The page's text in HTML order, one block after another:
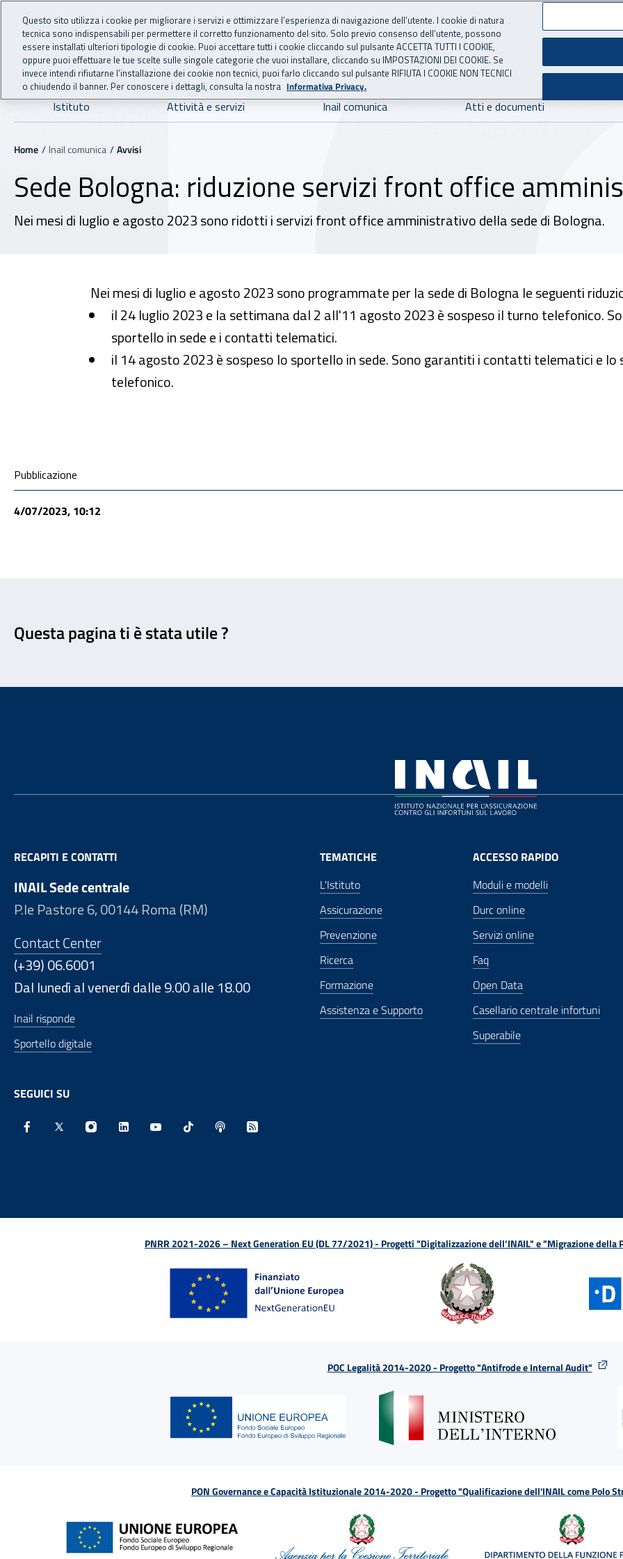
Vai al menu principale
Vai al contenuto principale
INAIL - Istituto Nazionale per l'Assicurazione
Navigazione principale
Istituto Attività e servizi Inail comunica Atti e documenti
Navigazione - Ti trovi in:
Home Inail comunica Avvisi
Sede Bologna: riduzione servizi front office
Nei mesi di luglio e agosto 2023 sono ridotti i servizi front office amministrativo della sede di Bologna.
Nei mesi di luglio e agosto 2023 sono programmate per la sede di Bologna le seguenti
il 24 luglio 2023 e la settimana dal 2 all'11 agosto 2023 è sospeso il turno telefonico.
sportello in sede e i contatti telematici.
il 14 agosto 2023 è sospeso lo sportello in sede. Sono garantiti i contatti telematici e lo
telefonico.
Condivisione social
Pubblicazione
4/07/2023, 10:12
Questa pagina ti è stata utile ?
RECAPITI E CONTATTI
INAIL Sede centrale
P.le Pastore 6, 00144 Roma (RM)
Contact Center
(+39) 06.6001
Dal lunedì al venerdì dalle 9.00 alle 18.00
Inail risponde
Sportello digitale
SEGUICI SU
TEMATICHE
L'Istituto
Assicurazione
Prevenzione
Ricerca
Formazione
Assistenza e Supporto
ACCESSO RAPIDO
Moduli e modelli
Durc online
Servizi online
Faq
Open Data
Casellario centrale infortuni
Superabile
PNRR 2021-2026 – Next Generation EU (DL 77/2021) - Progetti "Digitalizzazione dell’INAIL" e "Migrazione della
POC Legalità 2014-2020 - Progetto "Antifrode e Internal Audit"
PON Governance e Capacità Istituzionale 2014-2020 - Progetto "Qualificazione dell'INAIL come Polo
Questo sito utilizza i cookie per migliorare i servizi e ottimizzare l’esperienza di navigazione dell’utente. I cookie di natura
tecnica sono indispensabili per permettere il corretto funzionamento del sito. Solo previo consenso dell’utente, possono
essere installati ulteriori tipologie di cookie. Puoi accettare tutti i cookie cliccando sul pulsante ACCETTA TUTTI I COOKIE,
oppure puoi effettuare le tue scelte sulle singole categorie che vuoi installare, cliccando su IMPOSTAZIONI DEI COOKIE. Se
invece intendi rifiutarne l’installazione dei cookie non tecnici, puoi farlo cliccando sul pulsante RIFIUTA I COOKIE NON TECNICI
o chiudendo il banner. Per conoscere i dettagli, consulta la nostra Informativa Privacy.